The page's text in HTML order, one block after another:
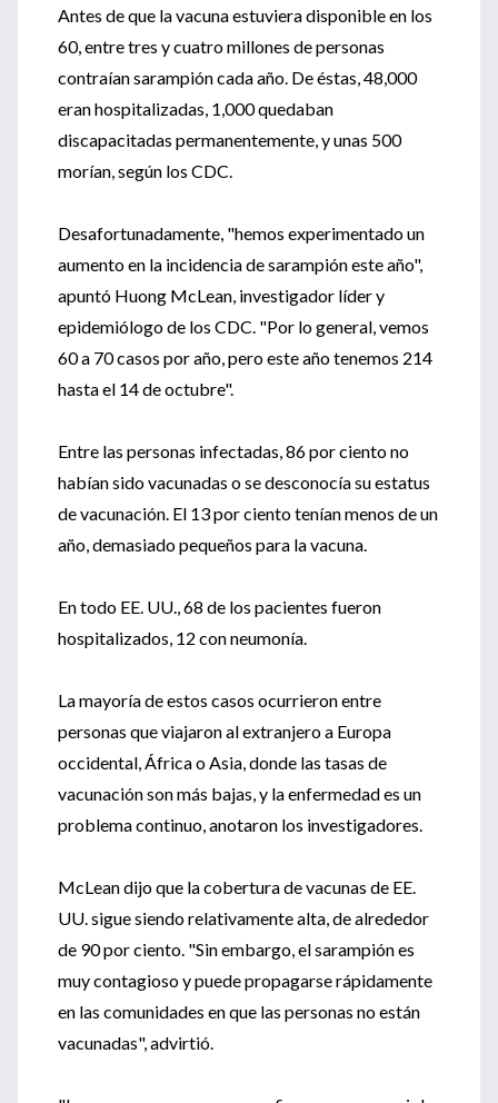
Antes de que la vacuna estuviera disponible en los
60, entre tres y cuatro millones de personas
contraían sarampión cada año. De éstas, 48,000
eran hospitalizadas, 1,000 quedaban
discapacitadas permanentemente, y unas 500
morían, según los CDC.
Desafortunadamente, "hemos experimentado un
aumento en la incidencia de sarampión este año",
apuntó Huong McLean, investigador líder y
epidemiólogo de los CDC. "Por lo general, vemos
60 a 70 casos por año, pero este año tenemos 214
hasta el 14 de octubre".
Entre las personas infectadas, 86 por ciento no
habían sido vacunadas o se desconocía su estatus
de vacunación. El 13 por ciento tenían menos de un
año, demasiado pequeños para la vacuna.
En todo EE. UU., 68 de los pacientes fueron
hospitalizados, 12 con neumonía.
La mayoría de estos casos ocurrieron entre
personas que viajaron al extranjero a Europa
occidental, África o Asia, donde las tasas de
vacunación son más bajas, y la enfermedad es un
problema continuo, anotaron los investigadores.
McLean dijo que la cobertura de vacunas de EE.
UU. sigue siendo relativamente alta, de alrededor
de 90 por ciento. "Sin embargo, el sarampión es
muy contagioso y puede propagarse rápidamente
en las comunidades en que las personas no están
vacunadas", advirtió.